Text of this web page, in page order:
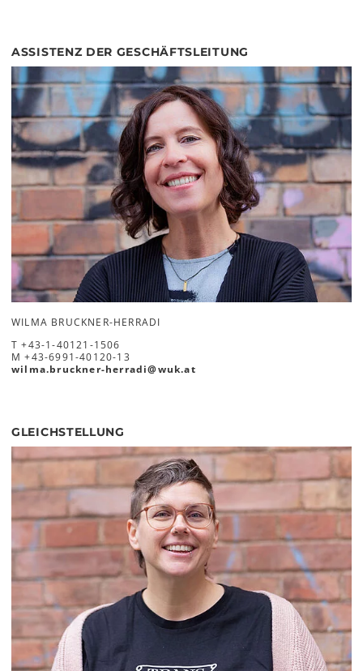
ASSISTENZ DER GESCHÄFTSLEITUNG
WILMA BRUCKNER-HERRADI
T+43-1-40121-1506
M+43-6991-40120-13
wilma.bruckner-herradi@wuk.at
GLEICHSTELLUNG